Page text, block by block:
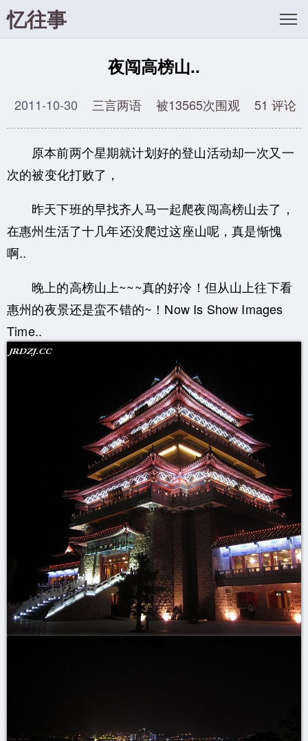
忆往事
夜闯高榜山..
2011-10-30 三言两语 被13565次围观 51 评论
原本前两个星期就计划好的登山活动却一次又一
次的被变化打败了，
昨天下班的早找齐人马一起爬夜闯高榜山去了，
在惠州生活了十几年还没爬过这座山呢，真是惭愧
啊..
晚上的高榜山上~~~真的好冷！但从山上往下看
惠州的夜景还是蛮不错的~！Now Is Show Images
Time..